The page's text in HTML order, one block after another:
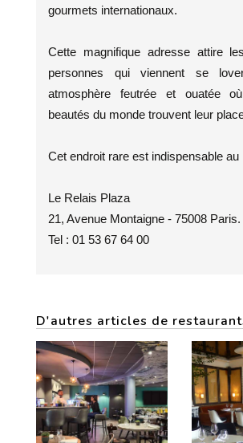
gourmets internationaux.
Cette magnifique adresse attire
personnes qui viennent se
atmosphère feutrée et ouatée
beautés du monde trouvent leur
Cet endroit rare est indispensable au
Le Relais Plaza
21, Avenue Montaigne - 75008 Paris.
Tel : 01 53 67 64 00
D'autres articles de